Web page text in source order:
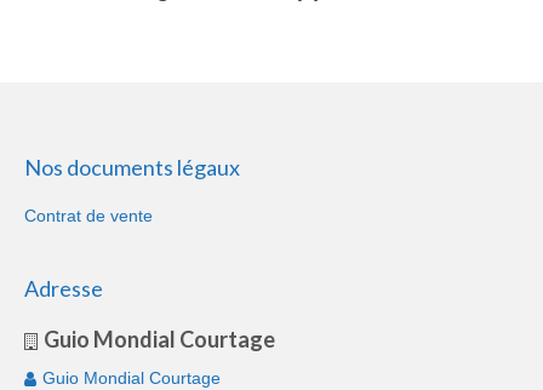
Nos documents légaux
Contrat de vente
Adresse
Guio Mondial Courtage
Guio Mondial Courtage